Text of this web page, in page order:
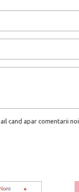
cand apar comentarii noi